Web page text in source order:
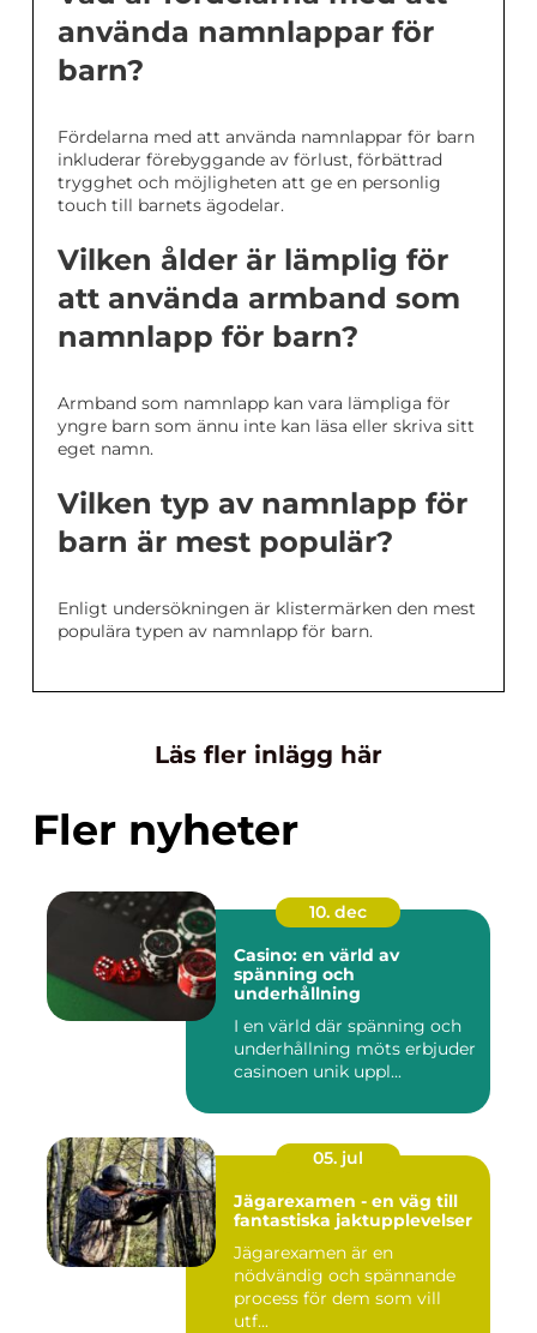
använda namnlappar för
barn?
Fördelarna med att använda namnlappar för barn
inkluderar förebyggande av förlust, förbättrad
trygghet och möjligheten att ge en personlig
touch till barnets ägodelar.
Vilken ålder är lämplig för
att använda armband som
namnlapp för barn?
Armband som namnlapp kan vara lämpliga för
yngre barn som ännu inte kan läsa eller skriva sitt
eget namn.
Vilken typ av namnlapp för
barn är mest populär?
Enligt undersökningen är klistermärken den mest
populära typen av namnlapp för barn.
Läs fler inlägg här
Fler nyheter
10. dec
Casino: en värld av
spänning och
underhållning
I en värld där spänning och
underhållning möts erbjuder
casinoen unik uppl...
05. jul
Jägarexamen - en väg till
fantastiska jaktupplevelser
Jägarexamen är en
nödvändig och spännande
process för dem som vill
utf...